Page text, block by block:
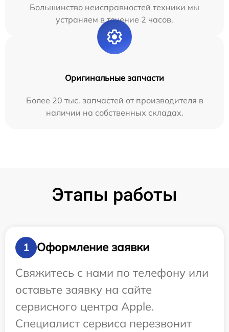
Большинство неисправностей техники мы
устраняем в течение 2 часов.
Оригинальные запчасти
Более 20 тыс. запчастей от производителя в
наличии на собственных складах.
Этапы работы
1
Оформление заявки
Свяжитесь с нами по телефону или
оставьте заявку на сайте
сервисного центра Apple.
Специалист сервиса перезвонит